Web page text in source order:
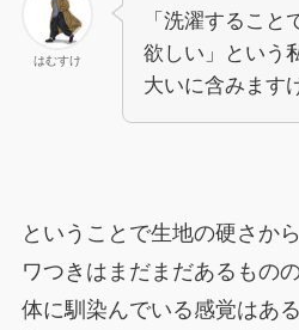
はむすけ
「洗濯すること
欲しい」という
大いに含みます
ということで生地の硬さか
ワつきはまだまだあるもの
体に馴染んでいる感覚はあ